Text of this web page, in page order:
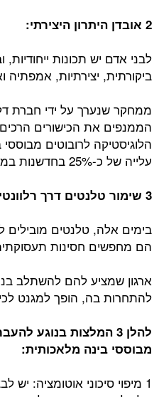
2 אובדן היתרון היצירתי:
לבני אדם יש תכונות
ביקורתית, יצירתיות, אמפתיה
ממחקר שנערך על ידי חברת
הממנפים את הכישורים
הלוגיסטיקה לרובוטים
עלייה של כ-25% בחדשנות במוצרים.
3 שימור טלנטים דרך רלוונטיות:
בימים אלה, טלנטים
הם מחפשים חסינות
ארגון שמציע להם להשתלב
להתחרות בה, הופך למגנט
להלן 3 המלצות בנוגע
מבוססי בינה מלאכותית:
1 מיפוי סיכוני אוטומציה: